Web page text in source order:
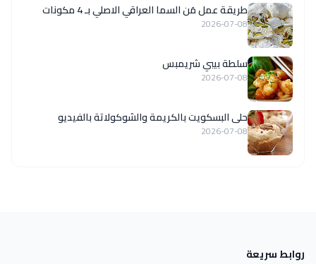
طريقة عمل مَن السما العراقي الاصلي بـ 4 مكونات
2026-07-08
سلطة بيبي شريمبس
2026-07-08
حلى البسكويت بالكريمة والشوكولاتة بالفيديو
2026-07-08
روابط سريعة